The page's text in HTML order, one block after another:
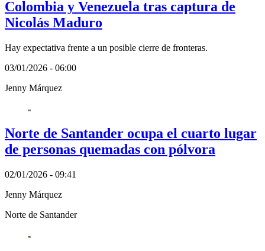
Colombia y Venezuela tras captura de
Nicolás Maduro
Hay expectativa frente a un posible cierre de fronteras.
03/01/2026 - 06:00
Jenny Márquez
Norte de Santander ocupa el cuarto lugar
de personas quemadas con pólvora
02/01/2026 - 09:41
Jenny Márquez
Norte de Santander